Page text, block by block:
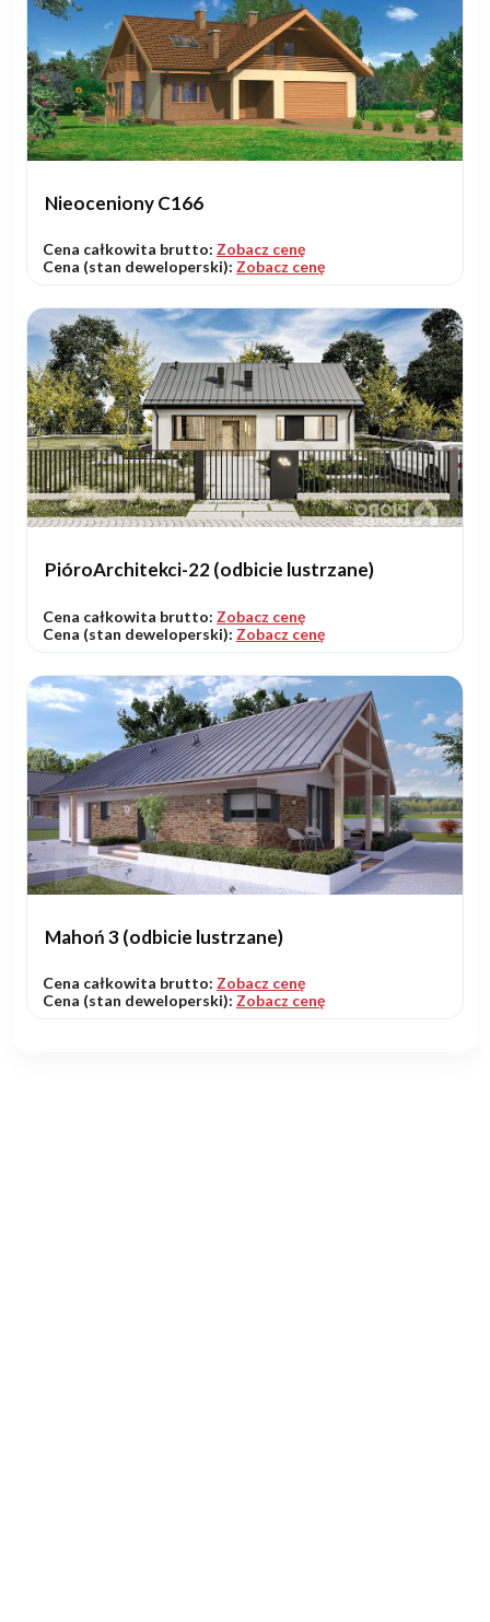
Nieoceniony C166
Cena całkowita brutto: Zobacz cenę
Cena (stan deweloperski): Zobacz cenę
PióroArchitekci-22 (odbicie lustrzane)
Cena całkowita brutto: Zobacz cenę
Cena (stan deweloperski): Zobacz cenę
Mahoń 3 (odbicie lustrzane)
Cena całkowita brutto: Zobacz cenę
Cena (stan deweloperski): Zobacz cenę